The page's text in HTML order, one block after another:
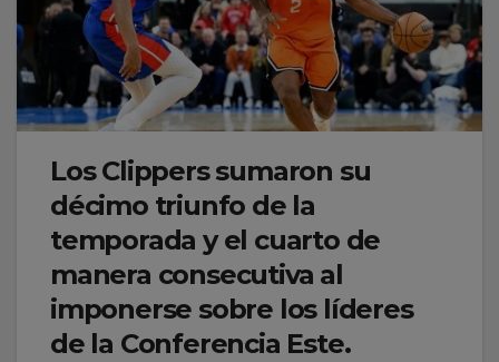
Los Clippers sumaron su
décimo triunfo de la
temporada y el cuarto de
manera consecutiva al
imponerse sobre los líderes
de la Conferencia Este.